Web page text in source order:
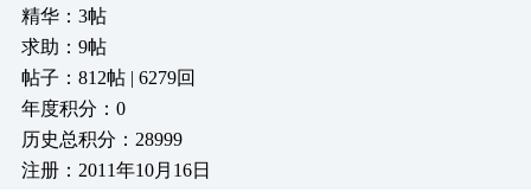
精华：3帖
求助：9帖
帖子：812帖 | 6279回
年度积分：0
历史总积分：28999
注册：2011年10月16日